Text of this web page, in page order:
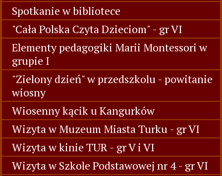
Spotkanie w bibliotece
"Cała Polska Czyta Dzieciom" - gr VI
Elementy pedagogiki Marii Montessori w
grupie I
"Zielony dzień" w przedszkolu - powitanie
wiosny
Wiosenny kącik u Kangurków
Wizyta w Muzeum Miasta Turku - gr VI
Wizyta w kinie TUR - gr V i VI
Wizyta w Szkole Podstawowej nr 4 - gr VI